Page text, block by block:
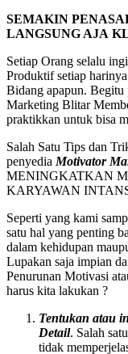
SEMAKIN
LANGSUNG AJA
Setiap Orang selalu
Produktif setiap
Bidang apapun.
Marketing Blitar
praktikkan untuk bisa
Salah Satu Tips dan
penyedia Motivator
MENINGKATKAN
KARYAWAN
Seperti yang kami
satu hal yang penting
dalam kehidupan
Lupakan saja impian
Penurunan Motivasi
harus kita lakukan ?
Tentukan atau
Detail. Salah
tidak